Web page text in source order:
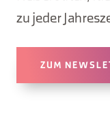
zu jeder
ZUM